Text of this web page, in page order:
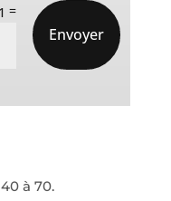
=
Envoyer
à 70.